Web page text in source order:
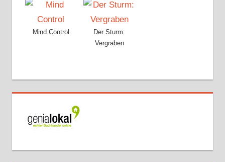
Mind Control
Der Sturm:
Vergraben